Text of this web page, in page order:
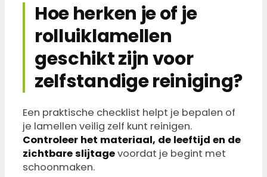
Hoe herken je of je
rolluiklamellen
geschikt zijn voor
zelfstandige reiniging?
Een praktische checklist helpt je bepalen of
je lamellen veilig zelf kunt reinigen.
Controleer het materiaal, de leeftijd en de
zichtbare slijtagevoordat je begint met
schoonmaken.